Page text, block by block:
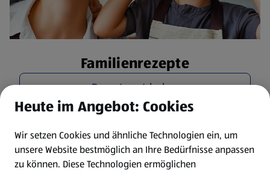
Familienrezepte
Rezepte entdecken
Heute im Angebot: Cookies
Wir setzen Cookies und ähnliche Technologien ein, um
unsere Website bestmöglich an Ihre Bedürfnisse anpassen
zu können. Diese Technologien ermöglichen